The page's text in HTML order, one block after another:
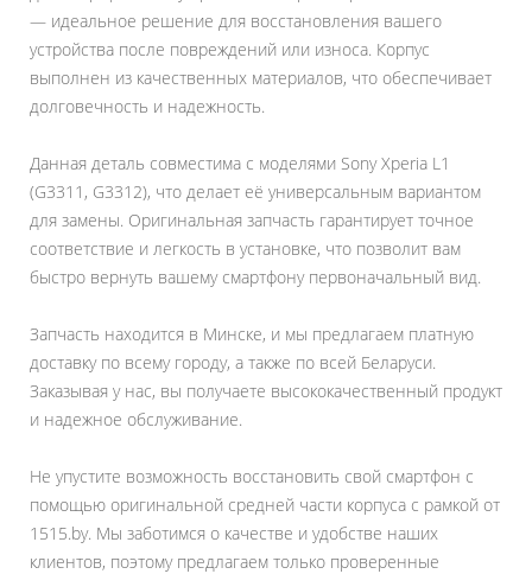
— идеальное решение для восстановления вашего
устройства после повреждений или износа. Корпус
выполнен из качественных материалов, что обеспечивает
долговечность и надежность.
Данная деталь совместима с моделями Sony Xperia L1
(G3311, G3312), что делает её универсальным вариантом
для замены. Оригинальная запчасть гарантирует точное
соответствие и легкость в установке, что позволит вам
быстро вернуть вашему смартфону первоначальный вид.
Запчасть находится в Минске, и мы предлагаем платную
доставку по всему городу, а также по всей Беларуси.
Заказывая у нас, вы получаете высококачественный продукт
и надежное обслуживание.
Не упустите возможность восстановить свой смартфон с
помощью оригинальной средней части корпуса с рамкой от
1515.by. Мы заботимся о качестве и удобстве наших
клиентов, поэтому предлагаем только проверенные